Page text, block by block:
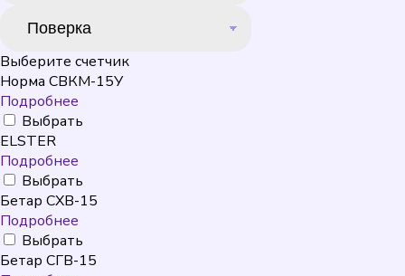
Выберите счетчик
Норма СВКМ-15У
Подробнее
Выбрать
ELSTER
Подробнее
Выбрать
Бетар СХВ-15
Подробнее
Выбрать
Бетар СГВ-15